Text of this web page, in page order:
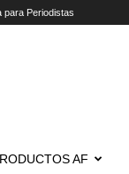
para Periodistas
AF